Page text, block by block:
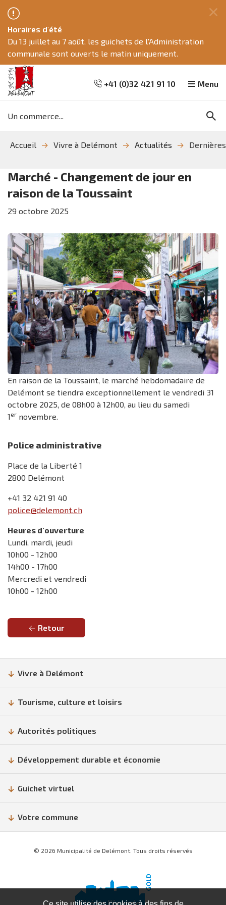
recherche
navigation
Horaires d'été
Du 13 juillet au 7 août, les guichets de l'Administration
communale sont ouverts le matin uniquement.
+41 (0)32 421 91 10
clés
Menu
Accueil Vivre à Delémont Actualités
Marché - Changement de jour en
raison de la Toussaint
29 octobre 2025
En raison de la Toussaint, le marché hebdomadaire de
Delémont se tiendra exceptionnellement le vendredi 31
octobre 2025, de 08h00 à 12h00, au lieu du samedi
1er novembre.
Police administrative
Place de la Liberté 1
2800 Delémont
+41 32 421 91 40
police@delemont.ch
Heures d'ouverture
Lundi, mardi, jeudi
10h00 - 12h00
14h00 - 17h00
Mercredi et vendredi
10h00 - 12h00
Retour
Vivre à Delémont
Tourisme, culture et loisirs
Autorités politiques
Développement durable et économie
Guichet virtuel
Votre commune
© 2026 Municipalité de Delémont. Tous droits réservés